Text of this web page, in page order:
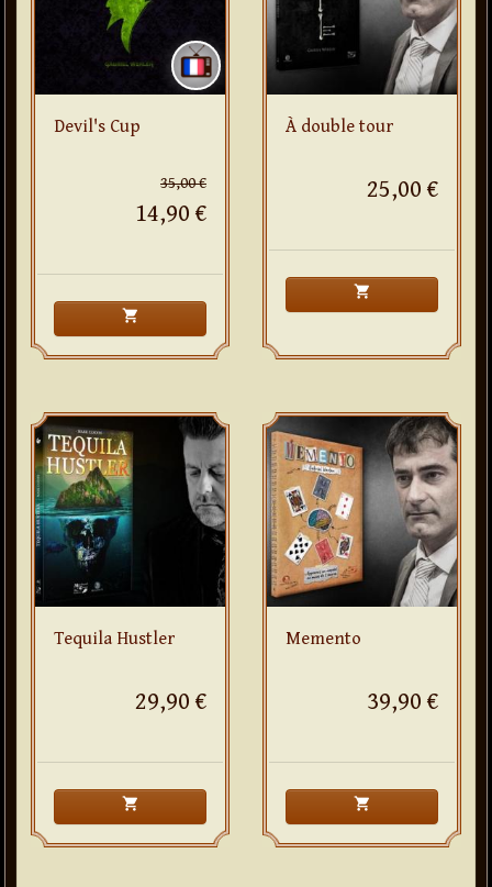
Devil's Cup
35,00 €
14,90 €
shopping_cart
À double tour
25,00 €
shopping_cart
Tequila Hustler
29,90 €
shopping_cart
Memento
39,90 €
shopping_cart